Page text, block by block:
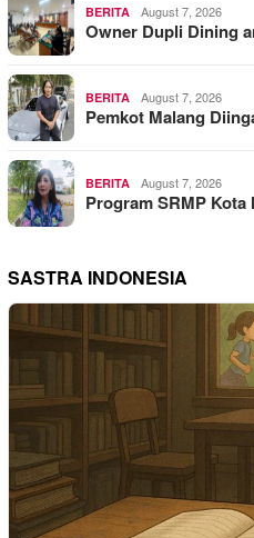
BERITA August 7, 2026
Owner Dupli Dining
BERITA August 7, 2026
Pemkot Malang
BERITA August 7, 2026
Program SRMP
SASTRA INDONESIA